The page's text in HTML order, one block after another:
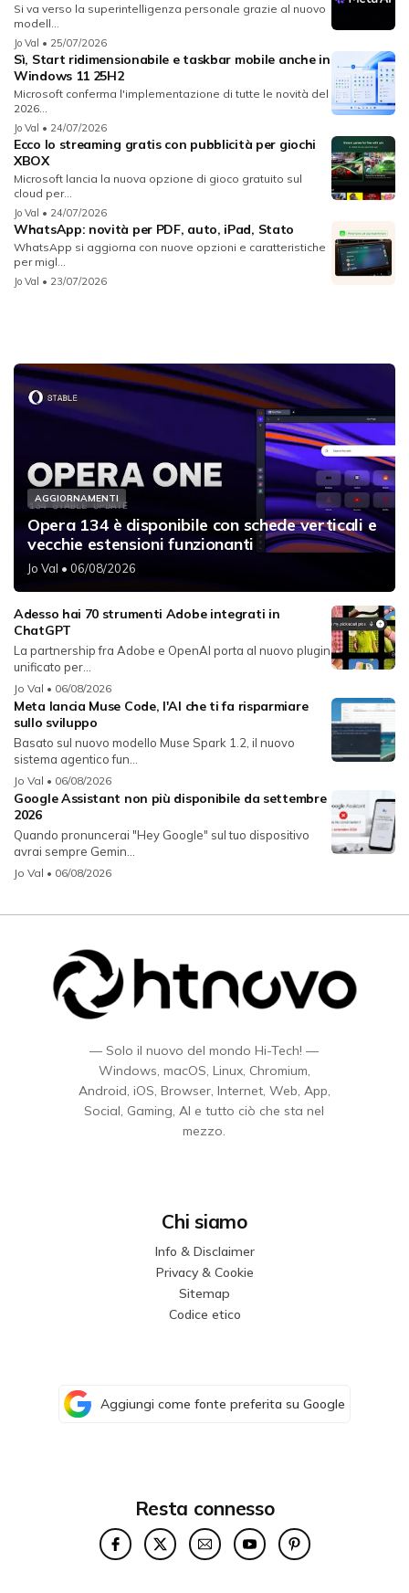
Si va verso la superintelligenza personale grazie al nuovo
modell...
Jo Val • 25/07/2026
Sì, Start ridimensionabile e taskbar mobile anche in
Windows 11 25H2
Microsoft conferma l'implementazione di tutte le novità del
2026...
Jo Val • 24/07/2026
Ecco lo streaming gratis con pubblicità per giochi
XBOX
Microsoft lancia la nuova opzione di gioco gratuito sul
cloud per...
Jo Val • 24/07/2026
WhatsApp: novità per PDF, auto, iPad, Stato
WhatsApp si aggiorna con nuove opzioni e caratteristiche
per migl...
Jo Val • 23/07/2026
AGGIORNAMENTI
Opera 134 è disponibile con schede verticali e
vecchie estensioni funzionanti
Jo Val • 06/08/2026
Adesso hai 70 strumenti Adobe integrati in
ChatGPT
La partnership fra Adobe e OpenAI porta al nuovo plugin
unificato per...
Jo Val • 06/08/2026
Meta lancia Muse Code, l'AI che ti fa risparmiare
sullo sviluppo
Basato sul nuovo modello Muse Spark 1.2, il nuovo
sistema agentico fun...
Jo Val • 06/08/2026
Google Assistant non più disponibile da settembre
2026
Quando pronuncerai "Hey Google" sul tuo dispositivo
avrai sempre Gemin...
Jo Val • 06/08/2026
— Solo il nuovo del mondo Hi-Tech! —
Windows, macOS, Linux, Chromium,
Android, iOS, Browser, Internet, Web, App,
Social, Gaming, AI e tutto ciò che sta nel
mezzo.
Chi siamo
Info & Disclaimer
Privacy & Cookie
Sitemap
Codice etico
Aggiungi come fonte preferita su Google
Resta connesso